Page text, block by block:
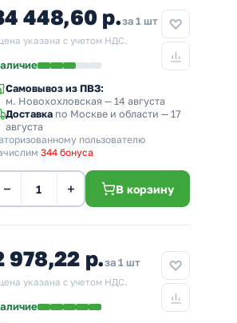
448,60 р.за 1 шт
указана с учетом НДС.
Самовывоз из ПВЗ:
м. Новохохловская — 14 августа
Доставка по Москве и области — 17
августа
пользователю
344 бонуса
− + В корзину
978,22 р.за 1 шт
указана с учетом НДС.